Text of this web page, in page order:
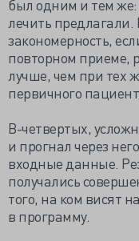
был одним и тем же:
лечить
закономерность,
повторном приеме,
лучше, чем при тех
первичного
В-четвертых,
и прогнал через
входные данные.
получались
того, на ком висят
в программу.